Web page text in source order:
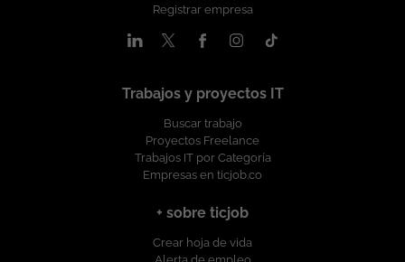
Registrar empresa
Trabajos y proyectos IT
Buscar trabajo
Proyectos Freelance
Trabajos IT por Categoría
Empresas en ticjob.co
+ sobre ticjob
Crear hoja de vida